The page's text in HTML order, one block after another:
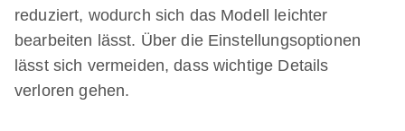
reduziert, wodurch sich das Modell leichter
bearbeiten lässt. Über die Einstellungsoptionen
lässt sich vermeiden, dass wichtige Details
verloren gehen.